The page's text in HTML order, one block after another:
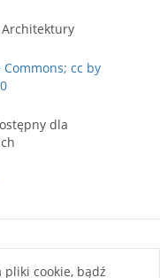
Architektury
Commons; cc by
dla
Creative Commons
pliki cookie, bądź